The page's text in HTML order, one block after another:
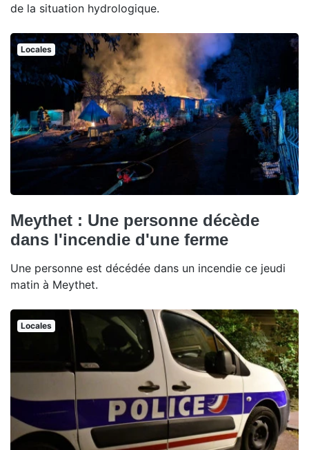
de la situation hydrologique.
Locales
Meythet : Une personne décède
dans l'incendie d'une ferme
Une personne est décédée dans un incendie ce jeudi
matin à Meythet.
Locales